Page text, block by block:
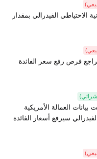
الاحتياطي الفيدرالي بمقدار
فرص رفع سعر الفائدة
العمالة الأمريكية
سيرفع أسعار الفائدة